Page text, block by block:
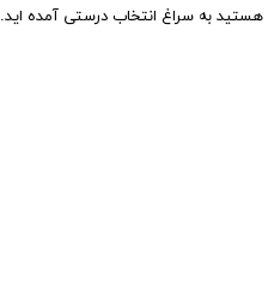
به سراغ انتخاب درستی آمده اید.